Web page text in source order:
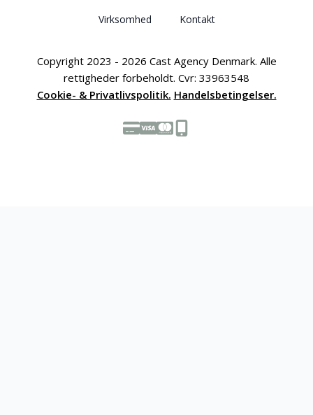
Virksomhed Kontakt
Copyright 2023 - 2026 Cast Agency Denmark. Alle
rettigheder forbeholdt. Cvr: 33963548
Cookie- & Privatlivspolitik. Handelsbetingelser.